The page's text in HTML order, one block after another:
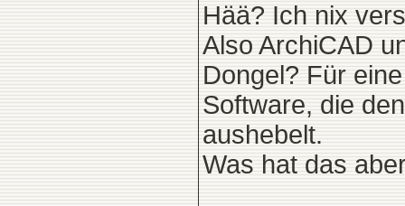
Hää? Ich nix
Also ArchiCAD
Dongel? Für
Software, die
aushebelt.
Was hat das